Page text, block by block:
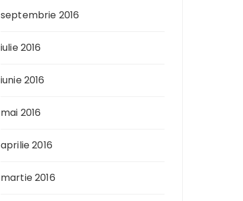
septembrie 2016
iulie 2016
iunie 2016
mai 2016
aprilie 2016
martie 2016